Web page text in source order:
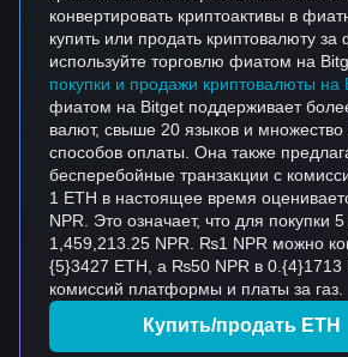
конвертировать криптоактивы в
купить или продать криптовалюту за
используйте торговлю фиатом на
покупки и продажи криптовалюты на
фиатом на Bitget поддерживает
валют, свыше 20 языков и множество
способов оплаты. Она также
бесперебойные транзакции с
1 ETH в настоящее время
NPR. Это означает, что для покупки
1,459,213.25 NPR. ₨1 NPR можно
{5}3427 ETH, а ₨50 NPR в 0.{4}1713
комиссий платформы и платы за газ.
Купить/продать ETH